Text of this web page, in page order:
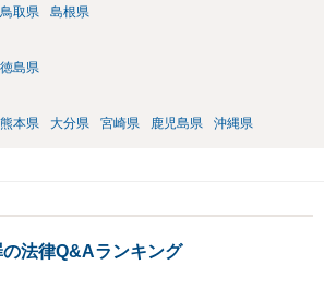
鳥取県 島根県
徳島県
熊本県 大分県 宮崎県 鹿児島県 沖縄県
法律Q&Aランキング